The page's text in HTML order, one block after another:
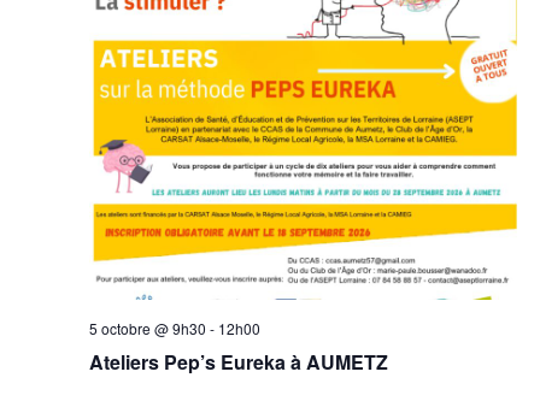
Ateliers Pep’s Eureka à AUMETZ
5 octobre @ 9h30 - 12h00